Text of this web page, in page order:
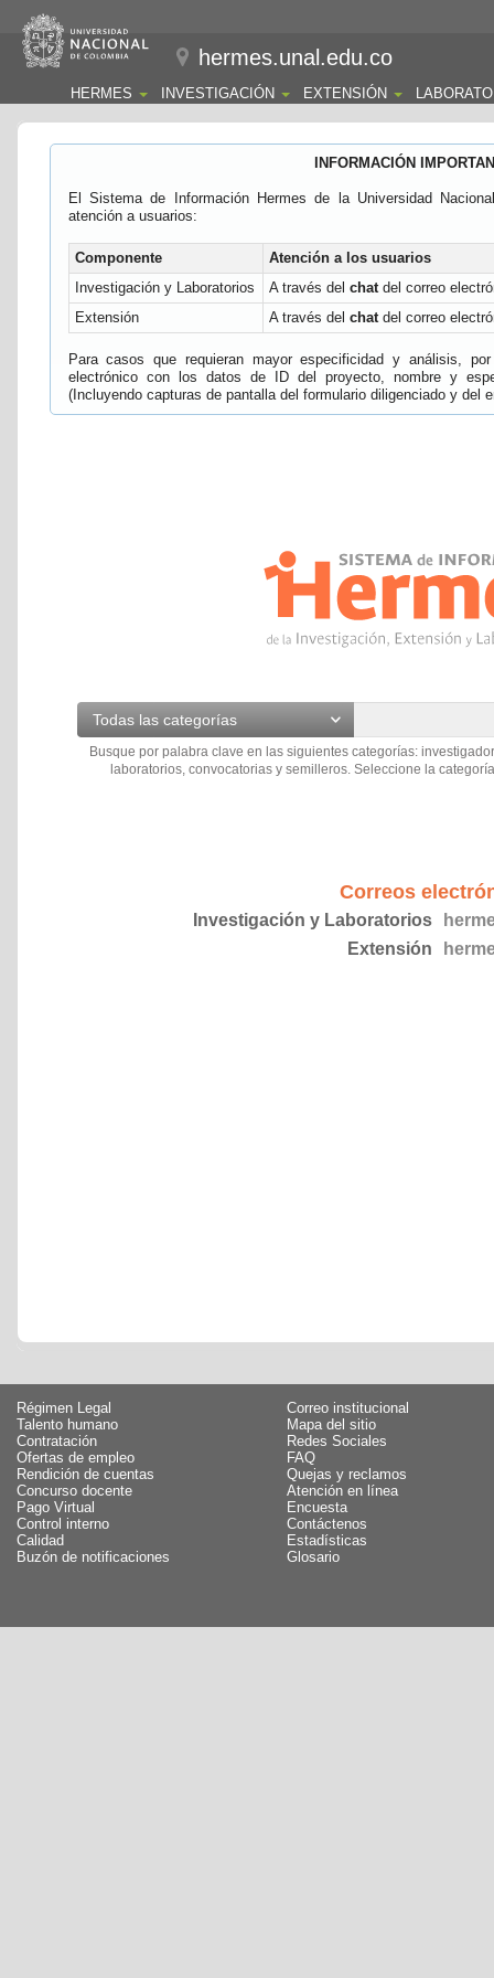
hermes.unal.edu.co
HERMES INVESTIGACIÓN EXTENSIÓN
INFORMACIÓN
El Sistema de Información Hermes de la Universidad
atención a usuarios:
Componente
Atención a los usuarios
Investigación y Laboratorios
A través del chatdel correo
Extensión
A través del chatdel correo
Para casos que requieran mayor especificidad y análisis,
electrónico con los datos de ID del proyecto, nombre y
(Incluyendo capturas de pantalla del formulario diligenciado y del
Todas las categorías
Busque por palabra clave en las siguientes categorías:
laboratorios, convocatorias y semilleros. Seleccione la
Correos
Investigación y Laboratorios
Extensión
Régimen Legal
Talento humano
Contratación
Ofertas de empleo
Rendición de cuentas
Concurso docente
Pago Virtual
Control interno
Calidad
Buzón de notificaciones
Correo institucional
Mapa del sitio
Redes Sociales
FAQ
Quejas y reclamos
Atención en línea
Encuesta
Contáctenos
Estadísticas
Glosario